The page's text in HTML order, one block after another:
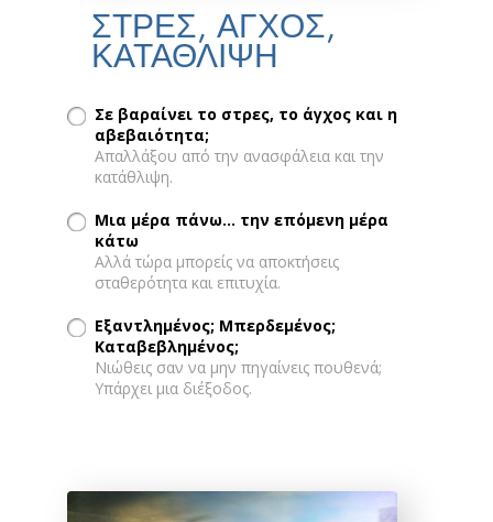
ΣΤΡΕΣ, ΑΓΧΟΣ,
ΚΑΤΑΘΛΙΨΗ
Σε βαραίνει το στρες, το άγχος και η
αβεβαιότητα;
Απαλλάξου από την ανασφάλεια και την
κατάθλιψη.
Μια μέρα πάνω... την επόμενη μέρα
κάτω
Αλλά τώρα μπορείς να αποκτήσεις
σταθερότητα και επιτυχία.
Εξαντλημένος; Μπερδεμένος;
Καταβεβλημένος;
Νιώθεις σαν να μην πηγαίνεις πουθενά;
Υπάρχει μια διέξοδος.